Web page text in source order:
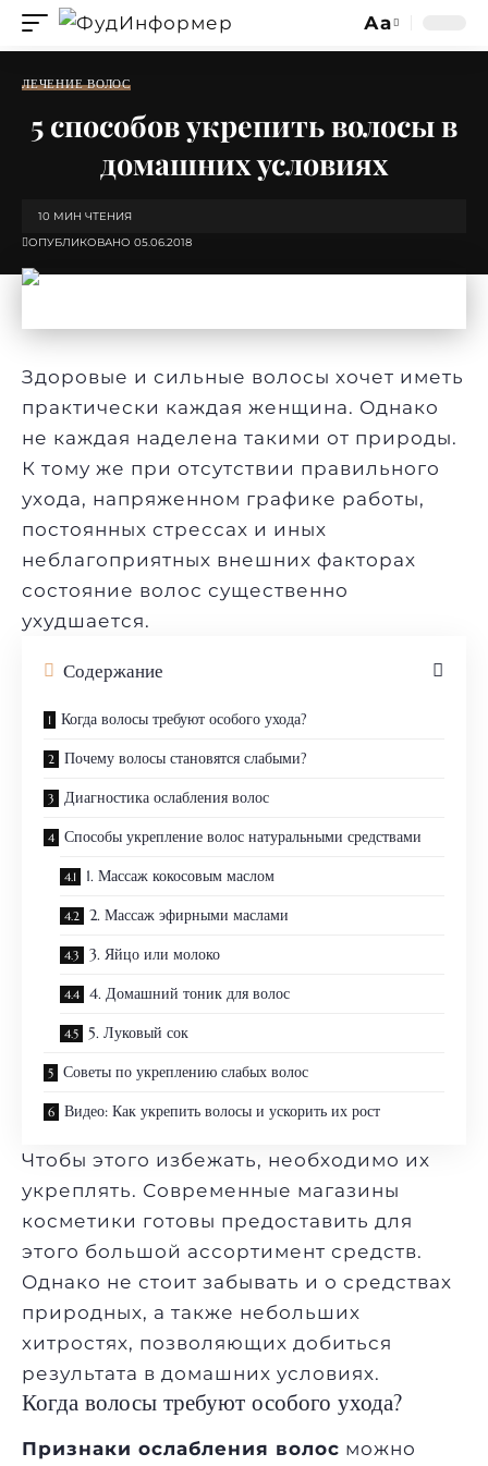
Изменение
Аа
ЛЕЧЕНИЕ ВОЛОС
5 способов укрепить волосы в
домашних условиях
ОПУБЛИКОВАНО 05.06.2018
10 МИН ЧТЕНИЯ
Здоровые и сильные волосы хочет иметь
практически каждая женщина. Однако
не каждая наделена такими от природы.
К тому же при отсутствии правильного
ухода, напряженном графике работы,
постоянных стрессах и иных
неблагоприятных внешних факторах
состояние волос существенно
ухудшается.
Содержание
Когда волосы требуют особого ухода?
Почему волосы становятся слабыми?
Диагностика ослабления волос
Способы укрепление волос натуральными средствами
1. Массаж кокосовым маслом
2. Массаж эфирными маслами
3. Яйцо или молоко
4. Домашний тоник для волос
5. Луковый сок
Советы по укреплению слабых волос
Видео: Как укрепить волосы и ускорить их рост
Чтобы этого избежать, необходимо их
укреплять. Современные магазины
косметики готовы предоставить для
этого большой ассортимент средств.
Однако не стоит забывать и о средствах
природных, а также небольших
хитростях, позволяющих добиться
результата в домашних условиях.
Когда волосы требуют особого ухода?
Признаки ослабления волос можно